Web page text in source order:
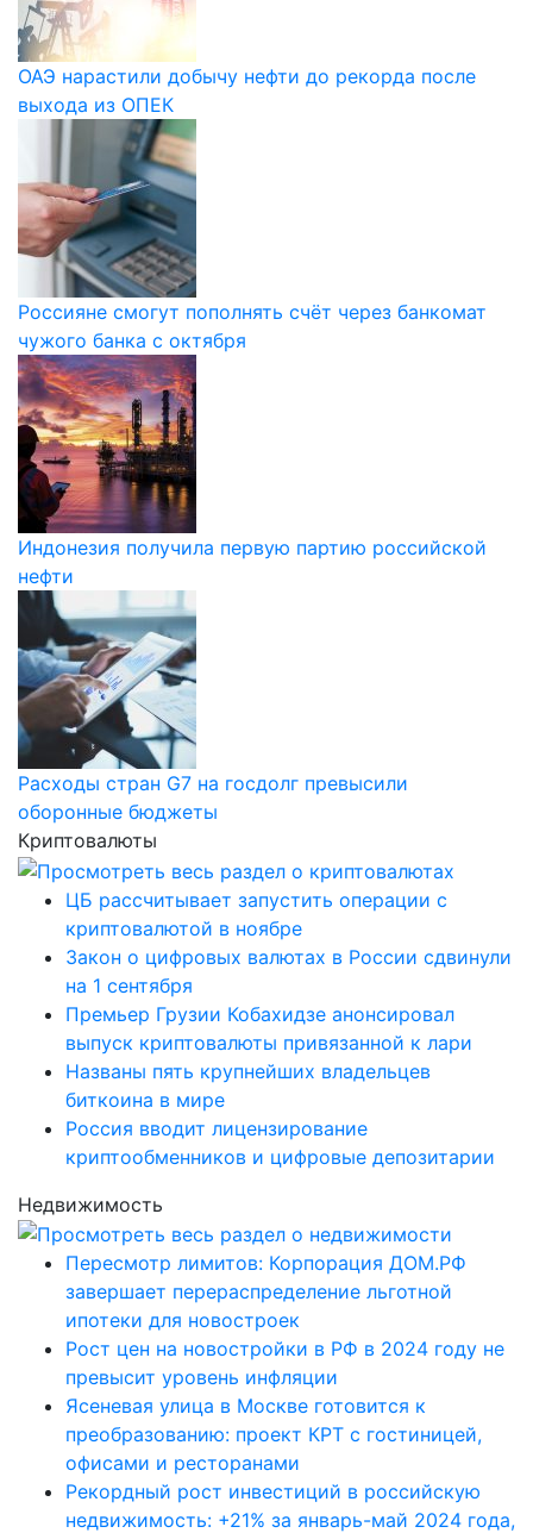
ОАЭ нарастили добычу нефти до рекорда после
выхода из ОПЕК
Россияне смогут пополнять счёт через банкомат
чужого банка с октября
Индонезия получила первую партию российской
нефти
Расходы стран G7 на госдолг превысили
оборонные бюджеты
Криптовалюты
ЦБ рассчитывает запустить операции с
криптовалютой в ноябре
Закон о цифровых валютах в России сдвинули
на 1 сентября
Премьер Грузии Кобахидзе анонсировал
выпуск криптовалюты привязанной к лари
Названы пять крупнейших владельцев
биткоина в мире
Россия вводит лицензирование
криптообменников и цифровые депозитарии
Недвижимость
Пересмотр лимитов: Корпорация ДОМ.РФ
завершает перераспределение льготной
ипотеки для новостроек
Рост цен на новостройки в РФ в 2024 году не
превысит уровень инфляции
Ясеневая улица в Москве готовится к
преобразованию: проект КРТ с гостиницей,
офисами и ресторанами
Рекордный рост инвестиций в российскую
недвижимость: +21% за январь-май 2024 года,